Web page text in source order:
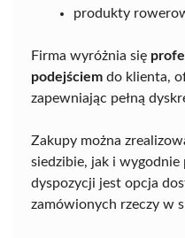
produkty
Firma wyróżnia się
podejściem do klienta,
zapewniając pełną
Zakupy można
siedzibie, jak i wygodnie
dyspozycji jest opcja
zamówionych rzeczy w